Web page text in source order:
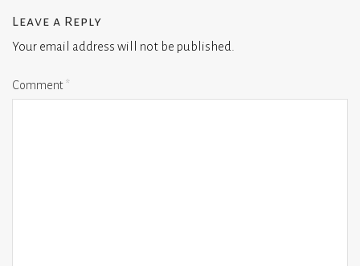
Leave a Reply
Your email address will not be published.
Comment*